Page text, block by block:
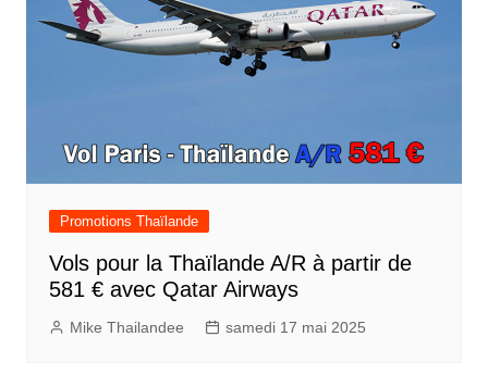
Promotions Thaïlande
Vols pour la Thaïlande A/R à partir de
581 € avec Qatar Airways
Mike Thailandee samedi 17 mai 2025